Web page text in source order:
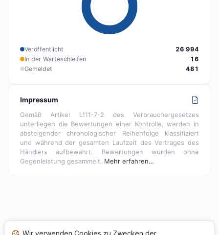
Veröffentlicht
26 994
In der Warteschleifen
16
Gemeldet
481
Impressum
Gemäß Artikel L111-7-2 des Verbrauchergesetzes
unterliegen die Bewertungen einer Kontrolle, werden in
absteigender chronologischer Reihenfolge klassifiziert
und während der gesamten Laufzeit des Vertrages des
Händlers aufbewahrt. Bewertungen wurden ohne
Gegenleistung gesammelt. Mehr erfahren…
Wir verwenden Cookies zu Zwecken der